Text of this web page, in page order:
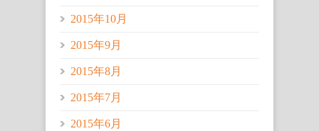
2015年10月
2015年9月
2015年8月
2015年7月
2015年6月